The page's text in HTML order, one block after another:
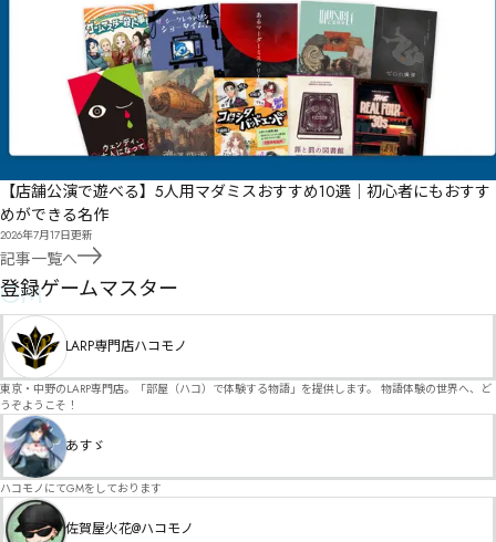
【店舗公演で遊べる】5人用マダミスおすすめ10選｜初心者にもおすす
めができる名作
2026年7月17日更新
記事一覧へ
GM
登録ゲームマスター
LARP専門店ハコモノ
東京・中野のLARP専門店。「部屋（ハコ）で体験する物語」を提供します。 物語体験の世界へ、ど
うぞようこそ！
あすゞ
ハコモノにてGMをしております
佐賀屋火花@ハコモノ